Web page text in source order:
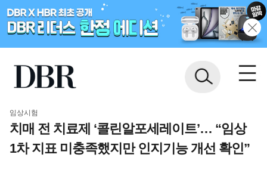
임상시험
치매 전 치료제 ‘콜린알포세레이트’… “임상
1차 지표 미충족했지만 인지기능 개선 확인”